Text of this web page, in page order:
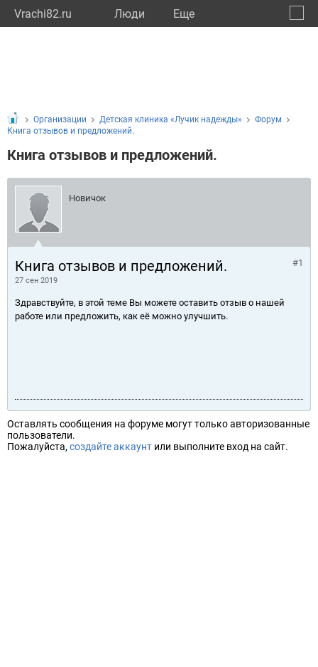
Vrachi82.ru Люди Eще
Организации Детская клиника «Лучик надежды»
Форум
Книга отзывов и предложений.
Книга отзывов и предложений.
Новичок
Книга отзывов и предложений.
27 сен 2019
#1
Здравствуйте, в этой теме Вы можете оставить отзыв о нашей
работе или предложить, как её можно улучшить.
Оставлять сообщения на форуме могут только авторизованные
пользователи.
Пожалуйста, создайте аккаунт или выполните вход на сайт.